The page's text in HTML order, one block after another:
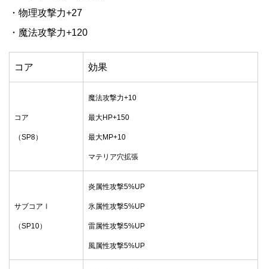
・物理攻撃力+27
・魔法攻撃力+120
コア 効果
コア
（SP8）
魔法攻撃力+10
最大HP+150
最大MP+10
マテリア穴拡張
サブコアⅠ
（SP10）
炎属性攻撃5%UP
氷属性攻撃5%UP
雷属性攻撃5%UP
風属性攻撃5%UP